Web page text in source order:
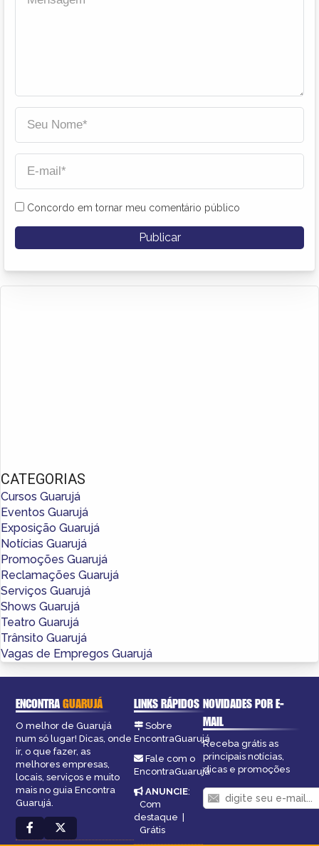
Concordo em tornar meu comentário público
CATEGORIAS
Cursos Guarujá
Eventos Guarujá
Exposição Guarujá
Notícias Guarujá
Promoções Guarujá
Reclamações Guarujá
Serviços Guarujá
Shows Guarujá
Teatro Guarujá
Trânsito Guarujá
Vagas de Empregos Guarujá
ENCONTRAGUARUJÁ
O melhor de Guarujá
num só lugar! Dicas, onde
ir, o que fazer, as
melhores empresas,
locais, serviços e muito
mais no guia Encontra
Guarujá.
LINKS RÁPIDOS
Sobre
EncontraGuarujá
Fale com o
EncontraGuarujá
ANUNCIE:
Com
destaque
Grátis
NOVIDADES POR E-
MAIL
Receba grátis as
principais notícias,
dicas e promoções